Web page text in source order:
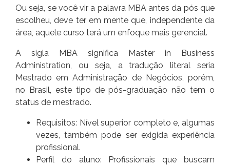
Ou seja, se você vir a palavra MBA antes da pós que
escolheu, deve ter em mente que, independente da
área, aquele curso terá um enfoque mais gerencial.
A sigla MBA significa Master in Business
Administration, ou seja, a tradução literal seria
Mestrado em Administração de Negócios, porém,
no Brasil, este tipo de pós-graduação não tem o
status de mestrado.
Requisitos: Nível superior completo e, algumas
vezes, também pode ser exigida experiência
profissional.
Perfil do aluno: Profissionais que buscam